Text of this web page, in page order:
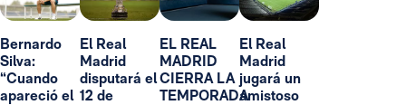
Bernardo
Silva:
“Cuando
apareció el
El Real
Madrid
disputará el
12 de
EL REAL
MADRID
CIERRA LA
TEMPORADA
El Real
Madrid
jugará un
amistoso